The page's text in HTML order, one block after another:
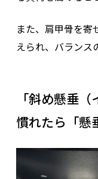
また、肩甲骨を寄
えられ、バランス
「斜め懸垂
慣れたら「懸